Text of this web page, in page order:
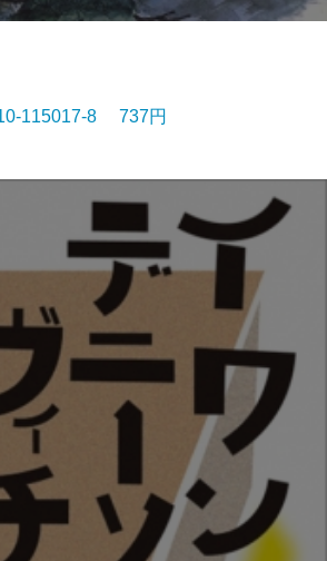
115017-8 737円